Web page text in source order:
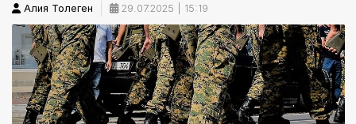
Алия Толеген 29.07.2025 | 15:19